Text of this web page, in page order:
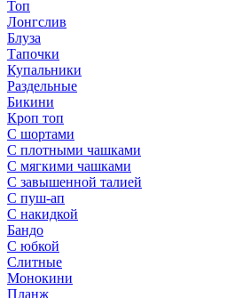
Топ
Лонгслив
Блуза
Тапочки
Купальники
Раздельные
Бикини
Кроп топ
С шортами
С плотными чашками
С мягкими чашками
С завышенной талией
С пуш-ап
С накидкой
Бандо
С юбкой
Слитные
Монокини
Планж